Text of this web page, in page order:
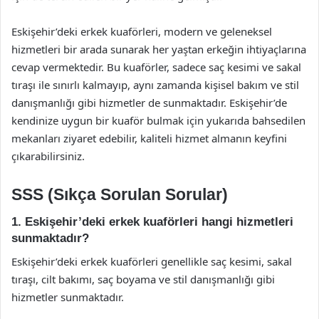
Eskişehir’deki erkek kuaförleri, modern ve geleneksel
hizmetleri bir arada sunarak her yaştan erkeğin ihtiyaçlarına
cevap vermektedir. Bu kuaförler, sadece saç kesimi ve sakal
tıraşı ile sınırlı kalmayıp, aynı zamanda kişisel bakım ve stil
danışmanlığı gibi hizmetler de sunmaktadır. Eskişehir’de
kendinize uygun bir kuaför bulmak için yukarıda bahsedilen
mekanları ziyaret edebilir, kaliteli hizmet almanın keyfini
çıkarabilirsiniz.
SSS (Sıkça Sorulan Sorular)
1. Eskişehir’deki erkek kuaförleri hangi hizmetleri
sunmaktadır?
Eskişehir’deki erkek kuaförleri genellikle saç kesimi, sakal
tıraşı, cilt bakımı, saç boyama ve stil danışmanlığı gibi
hizmetler sunmaktadır.